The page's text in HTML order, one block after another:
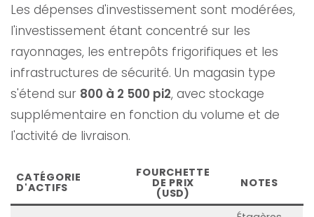
Les dépenses d'investissement sont modérées,
l'investissement étant concentré sur les
rayonnages, les entrepôts frigorifiques et les
infrastructures de sécurité. Un magasin type
s'étend sur 800 à 2 500 pi2, avec stockage
supplémentaire en fonction du volume et de
l'activité de livraison.
CATÉGORIE
D'ACTIFS
FOURCHETTE
DE PRIX
(USD)
NOTES